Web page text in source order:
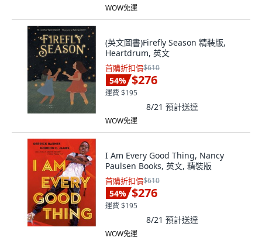
WOW免運
(英文圖書)Firefly Season 精裝版,
Heartdrum, 英文
首購折扣價$610
54% $276
運費 $195
8/21 預計送達
WOW免運
I Am Every Good Thing, Nancy
Paulsen Books, 英文, 精裝版
首購折扣價$610
54% $276
運費 $195
8/21 預計送達
WOW免運